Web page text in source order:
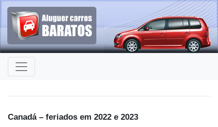
Canadá – feriados em 2022 e 2023